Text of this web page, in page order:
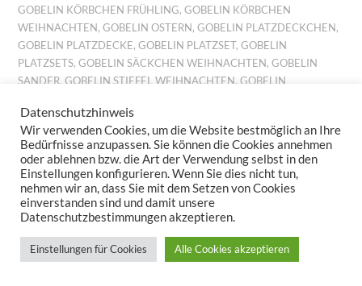
GOBELIN KÖRBCHEN FRÜHLING,GOBELIN KÖRBCHEN
WEIHNACHTEN ,GOBELIN OSTERN ,GOBELIN PLATZDECKCHEN ,
GOBELIN PLATZDECKE,GOBELIN PLATZSET,GOBELIN
PLATZSETS,GOBELIN SÄCKCHEN WEIHNACHTEN ,GOBELIN
SANDER,GOBELIN STIEFEL WEIHNACHTEN,GOBELIN
GOBELIN TISCHTUCH,GOBELIN TISCHTÜCHER
WEIHNACHTEN , GOBELINKISSEN FRÜHLING,GOBELINKISSEN
HERBST,GOBELINKISSEN SOMMER,GOBELINKISSEN
WEIHNACHTEN,GOBELINLÄUFER,GOBELINLÄUFER HERBST
GOBELINS HERBST,GOBELINSET FRÜHLING,GOBELINSET
HERBST,GOBELINSET OSTERN,GOBELINSET SOMMER
GOBELINSET WEIHNACHTEN,GOBELINSETS HERBST
GOBELINSETS OSTERN,GOBELINSETS SOMMER,
GOBELINTISCHLÄUFER
GOBELINTISCHSET FRÜHLING
Datenschutzhinweis
Wir verwenden Cookies, um die Website bestmöglich an Ihre
Bedürfnisse anzupassen. Sie können die Cookies annehmen
oder ablehnen bzw. die Art der Verwendung selbst in den
Einstellungen konfigurieren. Wenn Sie dies nicht tun,
nehmen wir an, dass Sie mit dem Setzen von Cookies
einverstanden sind und damit unsere
Datenschutzbestimmungen akzeptieren.
Einstellungen für Cookies Alle Cookies akzeptieren